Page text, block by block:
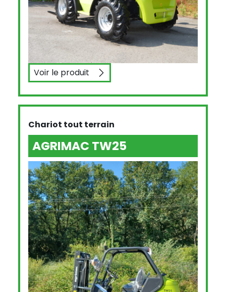
Voir le produitAGRIMAC TW20
Chariot tout terrain
AGRIMAC TW25